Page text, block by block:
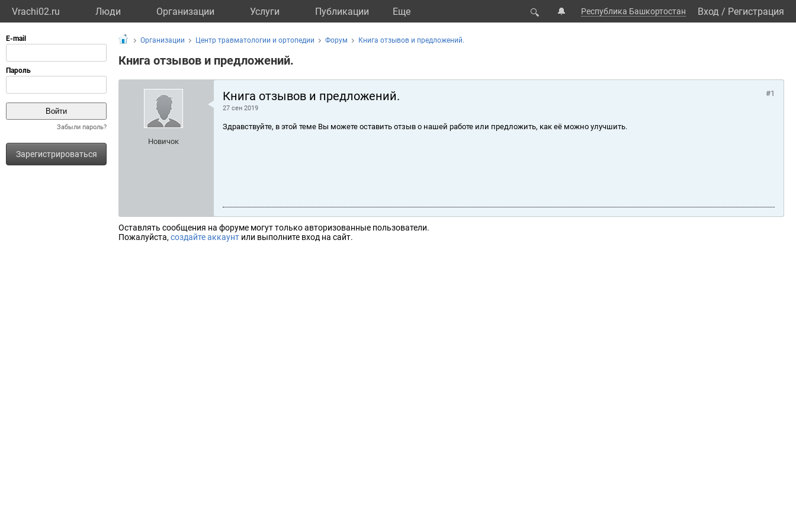
Vrachi02.ru Люди Организации Услуги Публикации Eще 🔍 🔔 Республика Башкортостан Вход / Регистрация
Забыли пароль?
Зарегистрироваться
Организации Центр травматологии и ортопедии Форум Книга отзывов и предложений.
Книга отзывов и предложений.
Новичок
Книга отзывов и предложений.
27 сен 2019
#1
Здравствуйте, в этой теме Вы можете оставить отзыв о нашей работе или предложить, как её можно улучшить.
Оставлять сообщения на форуме могут только авторизованные пользователи.
Пожалуйста, создайте аккаунт или выполните вход на сайт.